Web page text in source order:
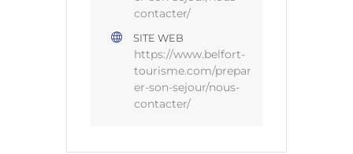
contacter/
SITE WEB
https://www.belfort-
tourisme.com/prepar
er-son-sejour/nous-
contacter/